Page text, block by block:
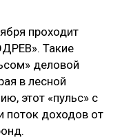
проходит
Такие
деловой
в лесной
этот «пульс» с
поток доходов от